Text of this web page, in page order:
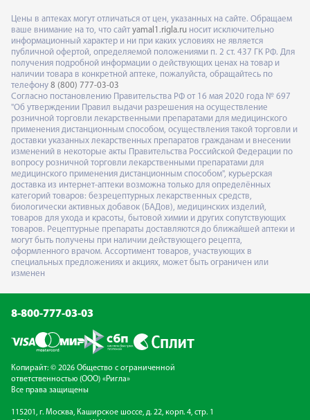
Цены в аптеках могут отличаться от цен, указанных на сайте. Обращаем
ваше внимание на то, что сайт yamal1.rigla.ru носит исключительно
информационный характер и ни при каких условиях не является
публичной офертой, определяемой положениями п. 2 ст. 437 ГК РФ. Для
получения подробной информации о действующих ценах на товар и
наличии товара в конкретной аптеке, пожалуйста, обращайтесь по
телефону 8 (800) 777-03-03
Согласно постановлению Правительства РФ от 16 мая 2020 года № 697
"Об утверждении Правил выдачи разрешения на осуществление
розничной торговли лекарственными препаратами для медицинского
применения дистанционным способом, осуществления такой торговли и
доставки указанных лекарственных препаратов гражданам и внесении
изменений в некоторые акты Правительства Российской Федерации по
вопросу розничной торговли лекарственными препаратами для
медицинского применения дистанционным способом", курьерская
доставка из интернет-аптеки возможна только для определённых
категорий товаров: безрецептурных лекарственных средств,
биологически активных добавок (БАДов), медицинских изделий,
товаров для ухода и красоты, бытовой химии и других сопутствующих
товаров. Рецептурные препараты доставляются до ближайшей аптеки и
могут быть получены при наличии действующего рецепта,
оформленного врачом. Ассортимент товаров, участвующих в
специальных предложениях и акциях, может быть ограничен или
изменен
8-800-777-03-03
Копирайт: © 2026 Общество с ограниченной
ответственностью (ООО) «Ригла»
Все права защищены
115201, г. Москва, Каширское шоссе, д. 22, корп. 4, стр. 1